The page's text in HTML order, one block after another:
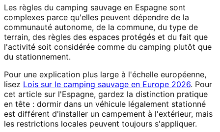
Les règles du camping sauvage en Espagne sont
complexes parce qu'elles peuvent dépendre de la
communauté autonome, de la commune, du type de
terrain, des règles des espaces protégés et du fait que
l'activité soit considérée comme du camping plutôt que
du stationnement.
Pour une explication plus large à l'échelle européenne,
lisez Lois sur le camping sauvage en Europe 2026. Pour
cet article sur l'Espagne, gardez la distinction pratique
en tête : dormir dans un véhicule légalement stationné
est différent d'installer un campement à l'extérieur, mais
les restrictions locales peuvent toujours s'appliquer.